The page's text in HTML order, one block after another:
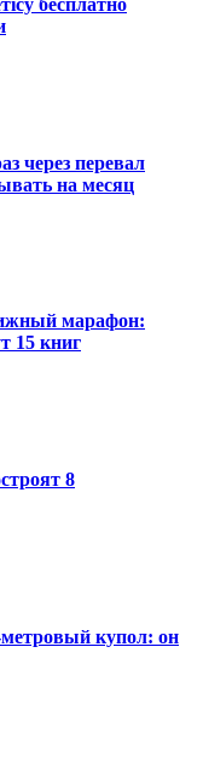
бесплатно
через перевал
на месяц
марафон:
15 книг
8
купол: он